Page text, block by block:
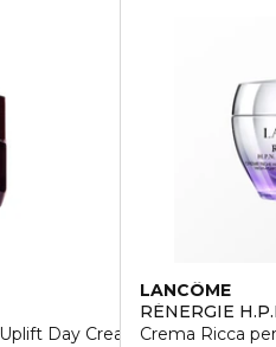
Day Cream SPF 20
LANCÔME
RÉNERGIE
Crema Ricca